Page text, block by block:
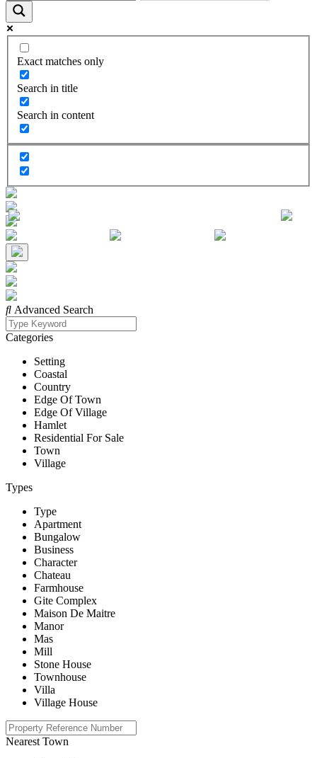
Exact matches only
Search in title
Search in content
Advanced Search
Categories
Setting
Coastal
Country
Edge Of Town
Edge Of Village
Hamlet
Residential For Sale
Town
Village
Types
Type
Apartment
Bungalow
Business
Character
Chateau
Farmhouse
Gite Complex
Maison De Maitre
Manor
Mas
Mill
Stone House
Townhouse
Villa
Village House
Nearest Town